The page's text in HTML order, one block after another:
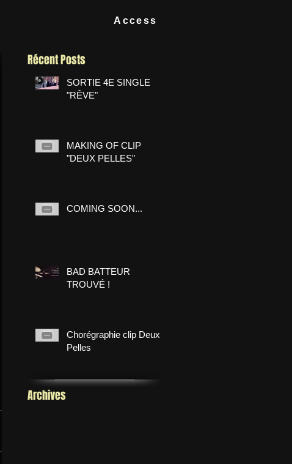
Access
Récent Posts
SORTIE 4E SINGLE
"RÊVE"
MAKING OF CLIP
"DEUX PELLES"
COMING SOON...
BAD BATTEUR
TROUVÉ !
Chorégraphie clip Deux
Pelles
Archives